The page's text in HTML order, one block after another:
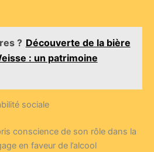
? Découverte de la bière
: un patrimoine
sociale
conscience de son rôle dans la
en faveur de l’alcool